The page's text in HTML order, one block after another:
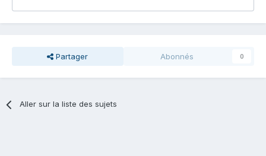
Partager Abonnés 0
Aller sur la liste des sujets